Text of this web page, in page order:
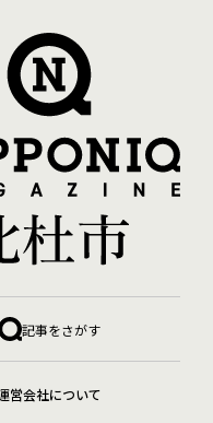
記事をさがす
営会社について
ア
山・森
ア
防災・安心